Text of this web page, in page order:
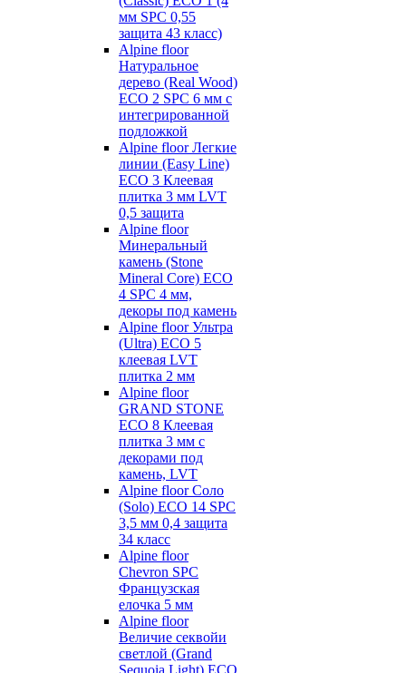
мм SPC 0,55
защита 43 класс)
Alpine floor
Натуральное
дерево (Real Wood)
ECO 2 SPC 6 мм с
интегрированной
подложкой
Alpine floor Легкие
линии (Easy Line)
ECO 3 Клеевая
плитка 3 мм LVT
0,5 защита
Alpine floor
Минеральный
камень (Stone
Mineral Core) ECO
4 SPC 4 мм,
декоры под камень
Alpine floor Ультра
(Ultra) ECO 5
клеевая LVT
плитка 2 мм
Alpine floor
GRAND STONE
ECO 8 Клеевая
плитка 3 мм с
декорами под
камень, LVT
Alpine floor Соло
(Solo) ECO 14 SPC
3,5 мм 0,4 защита
34 класс
Alpine floor
Chevron SPC
Французская
елочка 5 мм
Alpine floor
Величие секвойи
светлой (Grand
Sequoia Light) ECO